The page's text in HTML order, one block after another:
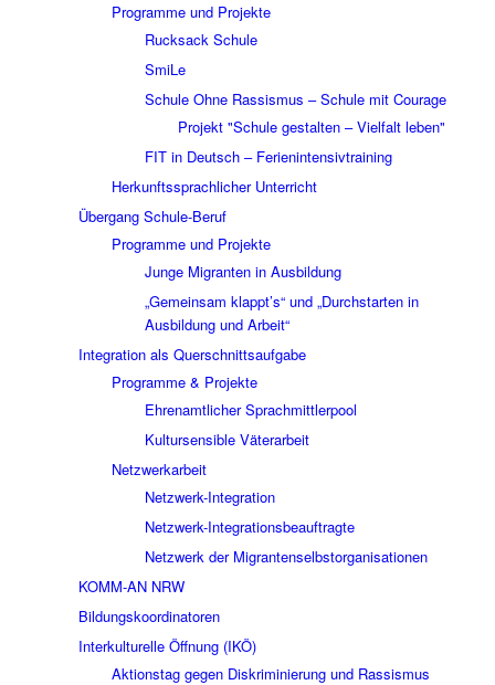
Programme und Projekte
Rucksack Schule
SmiLe
Schule Ohne Rassismus – Schule mit Courage
Projekt "Schule gestalten – Vielfalt leben"
FIT in Deutsch – Ferienintensivtraining
Herkunftssprachlicher Unterricht
Übergang Schule-Beruf
Programme und Projekte
Junge Migranten in Ausbildung
„Gemeinsam klappt’s“ und „Durchstarten in
Ausbildung und Arbeit“
Integration als Querschnittsaufgabe
Programme & Projekte
Ehrenamtlicher Sprachmittlerpool
Kultursensible Väterarbeit
Netzwerkarbeit
Netzwerk-Integration
Netzwerk-Integrationsbeauftragte
Netzwerk der Migrantenselbstorganisationen
KOMM-AN NRW
Bildungskoordinatoren
Interkulturelle Öffnung (IKÖ)
Aktionstag gegen Diskriminierung und Rassismus